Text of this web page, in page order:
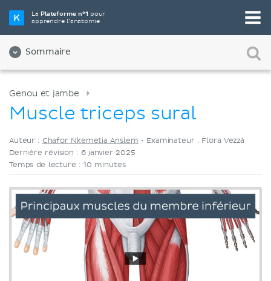
La Plateforme n°1 pour
apprendre l’anatomie
Sommaire
Choisissez votre outil d'étude préféré
Vidéos
Genou et jambe
Muscle triceps sural
Auteur : Chafor Nkemetia Anslem • Examinateur : Flora Vezzá
Dernière révision : 6 janvier 2025
Temps de lecture : 10 minutes